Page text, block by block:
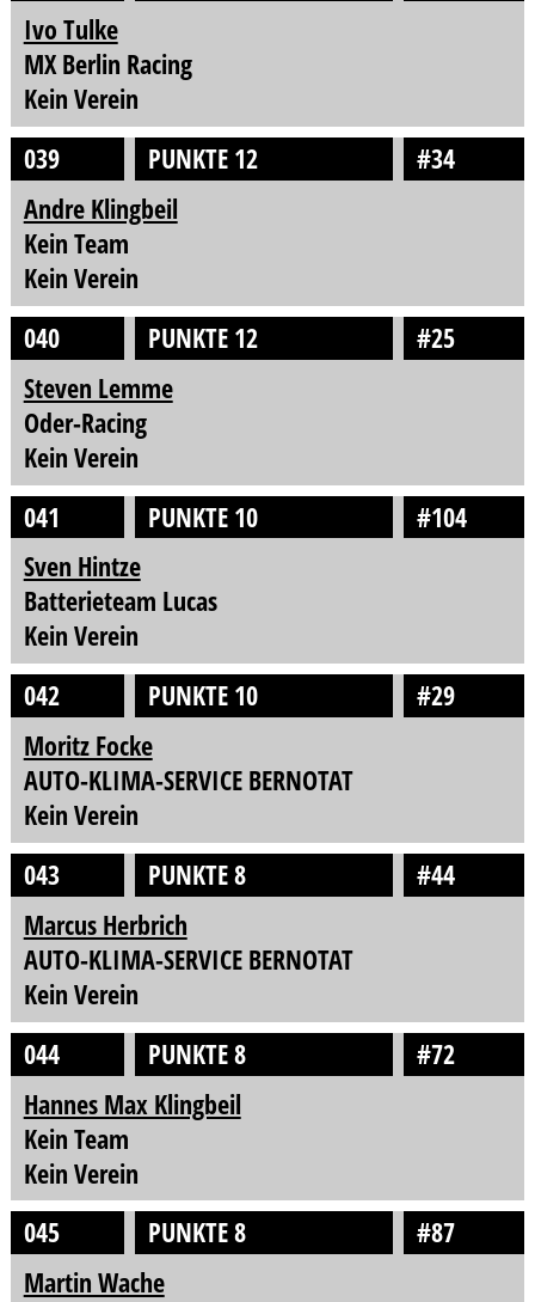
Ivo Tulke
MX Berlin Racing
Kein Verein
039
PUNKTE 12
#34
Andre Klingbeil
Kein Team
Kein Verein
040
PUNKTE 12
#25
Steven Lemme
Oder-Racing
Kein Verein
041
PUNKTE 10
#104
Sven Hintze
Batterieteam Lucas
Kein Verein
042
PUNKTE 10
#29
Moritz Focke
AUTO-KLIMA-SERVICE BERNOTAT
Kein Verein
043
PUNKTE 8
#44
Marcus Herbrich
AUTO-KLIMA-SERVICE BERNOTAT
Kein Verein
044
PUNKTE 8
#72
Hannes Max Klingbeil
Kein Team
Kein Verein
045
PUNKTE 8
#87
Martin Wache